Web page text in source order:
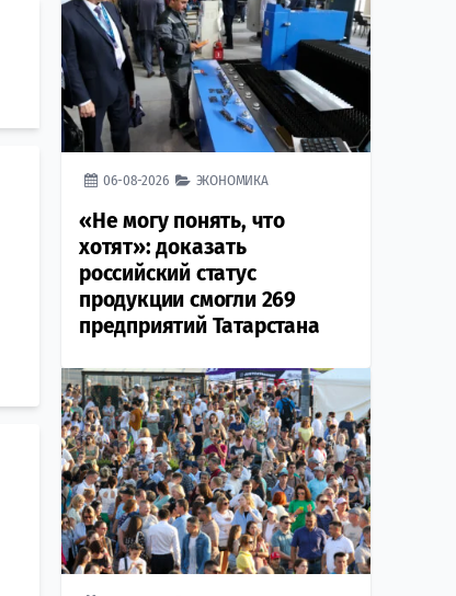
06-08-2026 ЭКОНОМИКА
«Не могу понять, что
хотят»: доказать
российский статус
продукции смогли 269
предприятий Татарстана